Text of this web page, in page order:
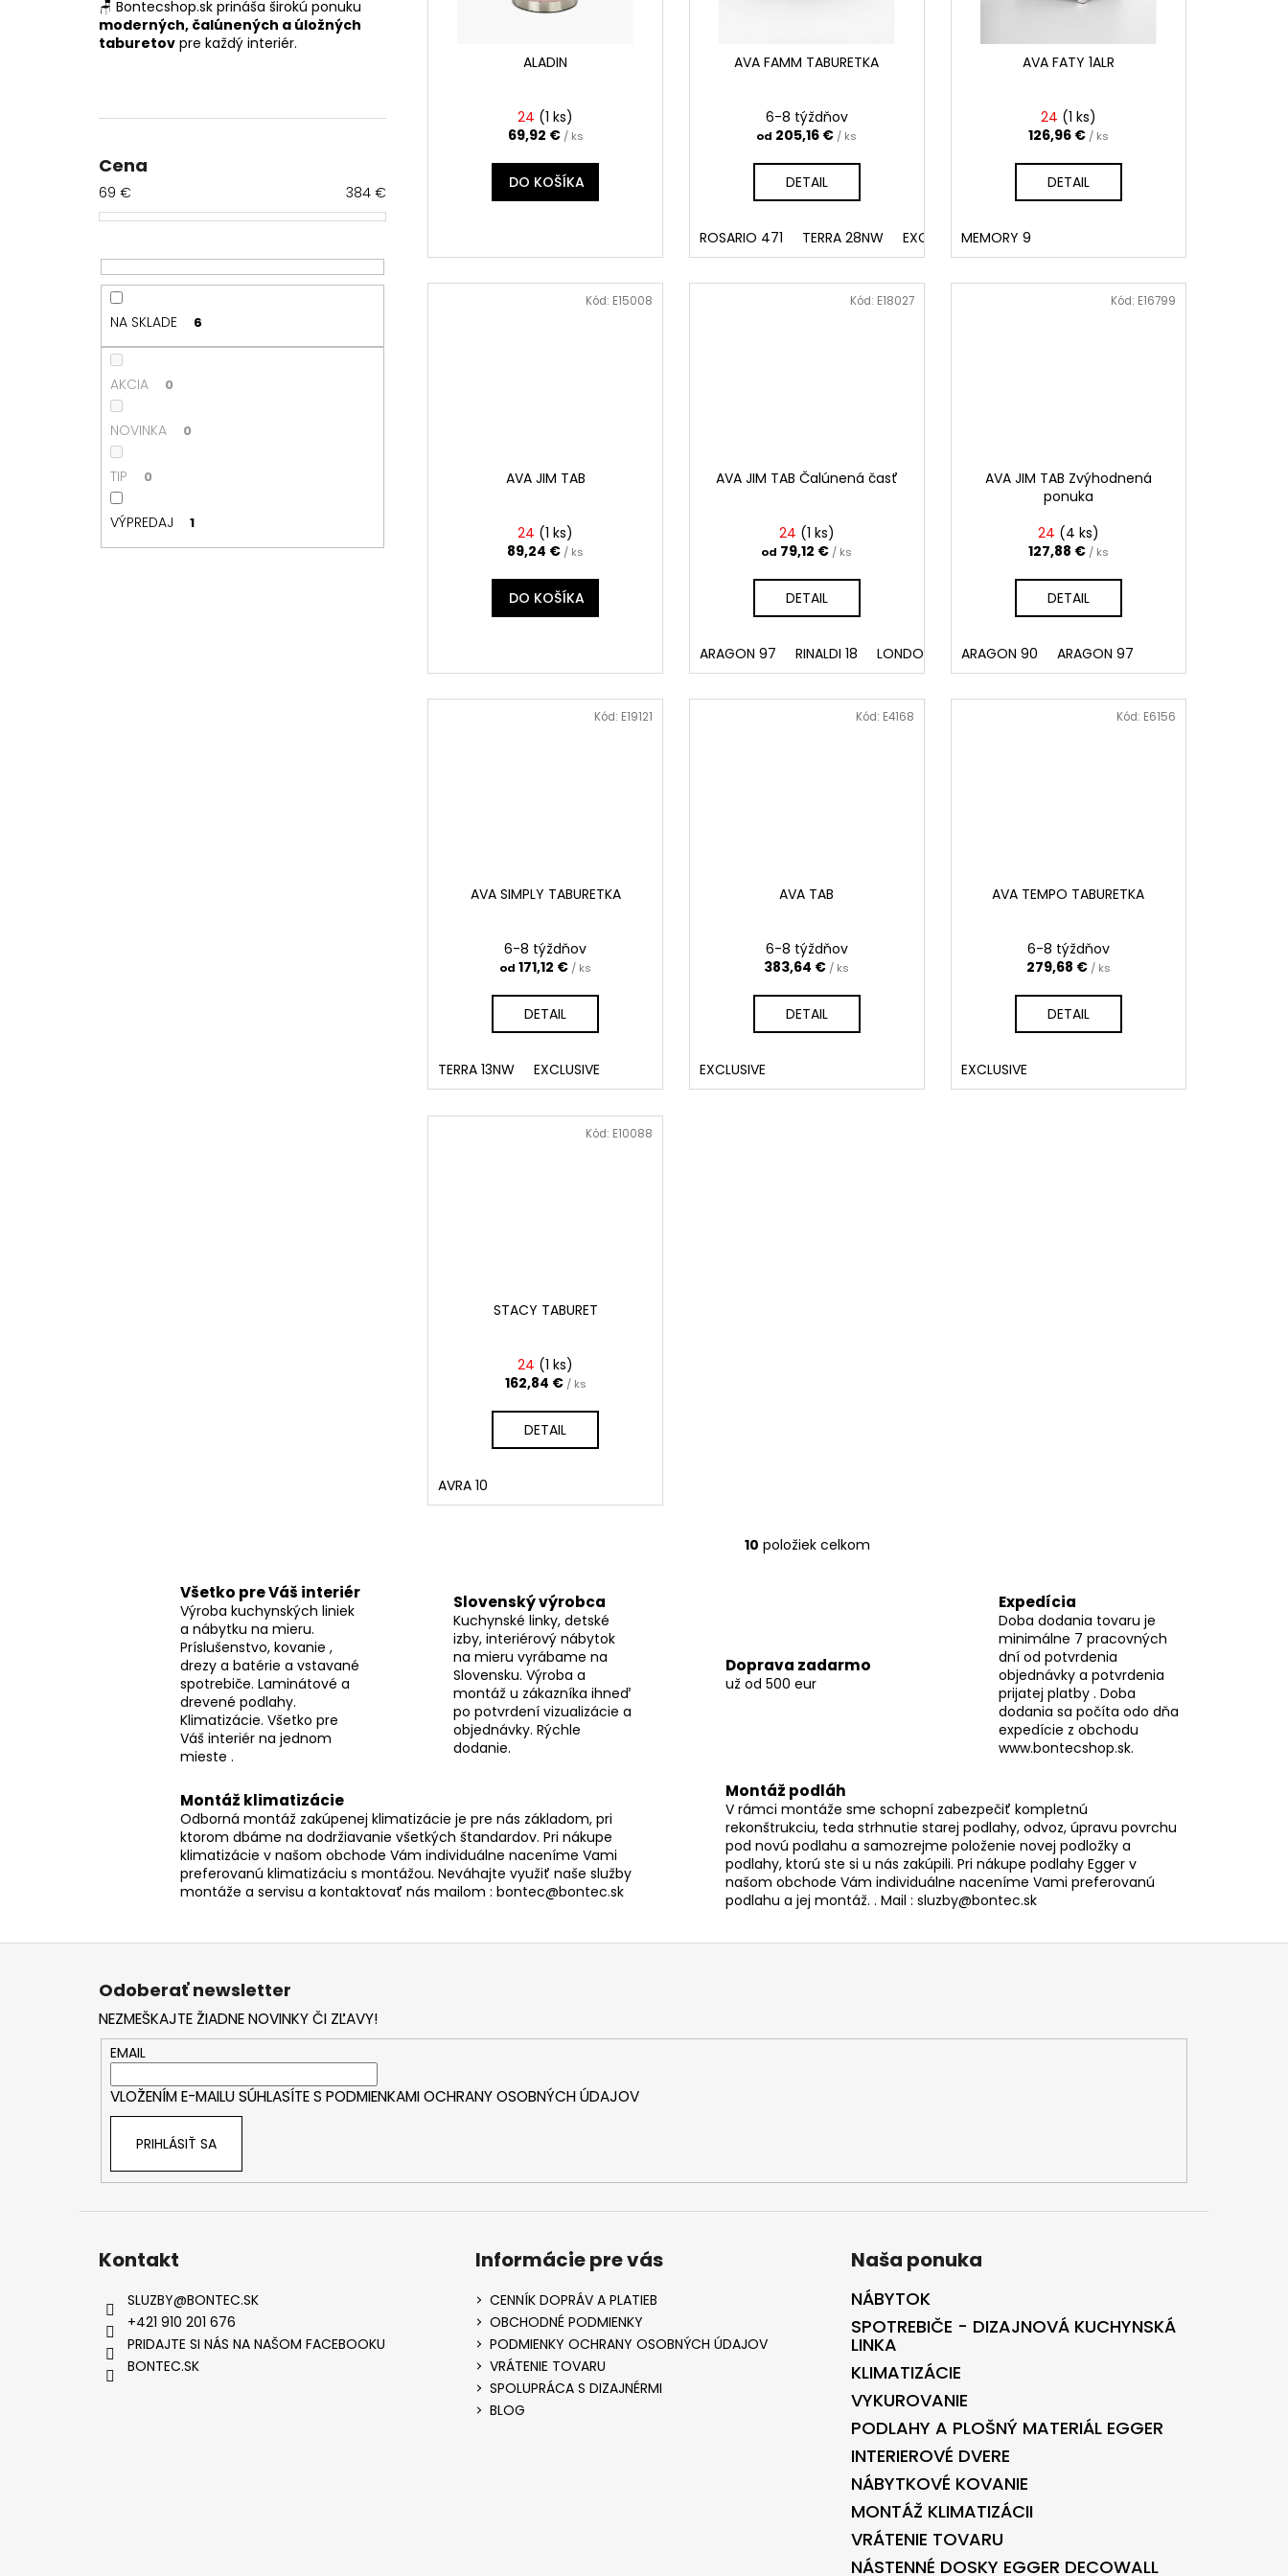
🪑 Bontecshop.sk prináša širokú ponuku
moderných, čalúnených a úložných
taburetov pre každý interiér.
Cena
69 € 384 €
NA SKLADE 6
AKCIA 0
NOVINKA 0
TIP 0
VÝPREDAJ 1
ALADIN
24 (1 ks)
69,92 € / ks
DO KOŠÍKA
AVA FAMM TABURETKA
6-8 týždňov
od 205,16 € / ks
DETAIL
ROSARIO 471 TERRA 28NW EXCLUSIVE
AVA FATY 1ALR
24 (1 ks)
126,96 € / ks
DETAIL
MEMORY 9
AVA JIM TAB
24 (1 ks)
89,24 € / ks
DO KOŠÍKA
Kód: E15008
AVA JIM TAB Čalúnená časť
24 (1 ks)
od 79,12 € / ks
DETAIL
ARAGON 97 RINALDI 18 LONDON 311 MONOLITH 38 RINALDI 19
Kód: E18027
AVA JIM TAB Zvýhodnená
ponuka
24 (4 ks)
127,88 € / ks
DETAIL
ARAGON 90 ARAGON 97
Kód: E16799
AVA SIMPLY TABURETKA
6-8 týždňov
od 171,12 € / ks
DETAIL
TERRA 13NW EXCLUSIVE
Kód: E19121
AVA TAB
6-8 týždňov
383,64 € / ks
DETAIL
EXCLUSIVE
Kód: E4168
AVA TEMPO TABURETKA
6-8 týždňov
279,68 € / ks
DETAIL
EXCLUSIVE
Kód: E6156
STACY TABURET
24 (1 ks)
162,84 € / ks
DETAIL
AVRA 10
Kód: E10088
O
a
c
v
k
y
v
ý
p
i
10 položiek celkom
Všetko pre Váš interiér
Výroba kuchynských liniek
a nábytku na mieru.
Príslušenstvo, kovanie ,
drezy a batérie a vstavané
spotrebiče. Laminátové a
drevené podlahy.
Klimatizácie. Všetko pre
Váš interiér na jednom
mieste .
Slovenský výrobca
Kuchynské linky, detské
izby, interiérový nábytok
na mieru vyrábame na
Slovensku. Výroba a
montáž u zákazníka ihneď
po potvrdení vizualizácie a
objednávky. Rýchle
dodanie.
Doprava zadarmo
už od 500 eur
Expedícia
Doba dodania tovaru je
minimálne 7 pracovných
dní od potvrdenia
objednávky a potvrdenia
prijatej platby . Doba
dodania sa počíta odo dňa
expedície z obchodu
www.bontecshop.sk.
Montáž klimatizácie
Odborná montáž zakúpenej klimatizácie je pre nás základom, pri
ktorom dbáme na dodržiavanie všetkých štandardov. Pri nákupe
klimatizácie v našom obchode Vám individuálne naceníme Vami
preferovanú klimatizáciu s montážou. Neváhajte využiť naše služby
montáže a servisu a kontaktovať nás mailom : bontec@bontec.sk
Montáž podláh
V rámci montáže sme schopní zabezpečiť kompletnú
rekonštrukciu, teda strhnutie starej podlahy, odvoz, úpravu povrchu
pod novú podlahu a samozrejme položenie novej podložky a
podlahy, ktorú ste si u nás zakúpili. Pri nákupe podlahy Egger v
našom obchode Vám individuálne naceníme Vami preferovanú
podlahu a jej montáž. . Mail : sluzby@bontec.sk
Odoberať newsletter
NEZMEŠKAJTE ŽIADNE NOVINKY ČI ZĽAVY!
EMAIL
VLOŽENÍM E-MAILU SÚHLASÍTE S PODMIENKAMI OCHRANY OSOBNÝCH ÚDAJOV
PRIHLÁSIŤ SA
Kontakt
SLUZBY@BONTEC.SK
+421 910 201 676
PRIDAJTE SI NÁS NA NAŠOM FACEBOOKU
BONTEC.SK
Informácie pre vás
CENNÍK DOPRÁV A PLATIEB
OBCHODNÉ PODMIENKY
PODMIENKY OCHRANY OSOBNÝCH ÚDAJOV
VRÁTENIE TOVARU
SPOLUPRÁCA S DIZAJNÉRMI
BLOG
Naša ponuka
NÁBYTOK
SPOTREBIČE - DIZAJNOVÁ KUCHYNSKÁ
LINKA
KLIMATIZÁCIE
VYKUROVANIE
PODLAHY A PLOŠNÝ MATERIÁL EGGER
INTERIEROVÉ DVERE
NÁBYTKOVÉ KOVANIE
MONTÁŽ KLIMATIZÁCII
VRÁTENIE TOVARU
NÁSTENNÉ DOSKY EGGER DECOWALL